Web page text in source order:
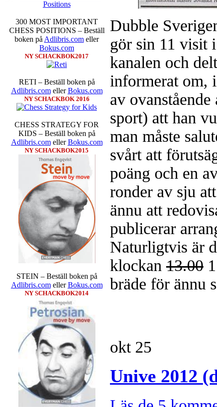
300 MOST IMPORTANT
CHESS POSITIONS – Beställ
boken på Adlibris.com eller
Bokus.com
NY SCHACKBOK2017
RETI – Beställ boken på
Adlibris.comellerBokus.com
NY SCHACKBOK 2016
CHESS STRATEGY FOR
KIDS – Beställ boken på
Adlibris.comellerBokus.com
NY SCHACKBOK2015
STEIN – Beställ boken på
Adlibris.comellerBokus.com
NY SCHACKBOK2014
Dubble
gör sin 11 visit
kanalen och
informerat om,
av
sport) att han
man måste
svårt att
poäng och en
ronder av sju
ännu att
publicerar
Naturligtvis är
klockan 13.00
bräde för ännu
okt25
Unive 2012